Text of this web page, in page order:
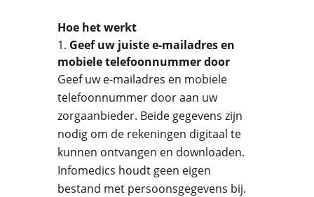
Hoe het werkt
Geef uw juiste e-mailadres en
mobiele telefoonnummer door
Geef uw e-mailadres en mobiele
telefoonnummer door aan uw
zorgaanbieder. Beide gegevens zijn
nodig om de rekeningen digitaal te
kunnen ontvangen en downloaden.
Infomedics houdt geen eigen
bestand met persoonsgegevens bij.